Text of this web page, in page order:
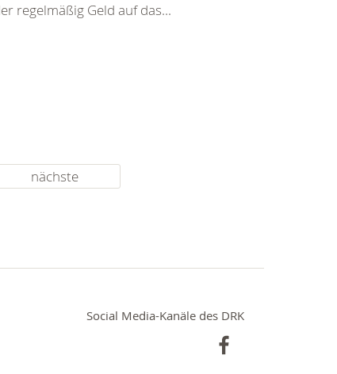
regelmäßig Geld auf das...
nächste
Social Media-Kanäle des DRK